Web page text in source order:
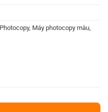
, Máy photocopy màu